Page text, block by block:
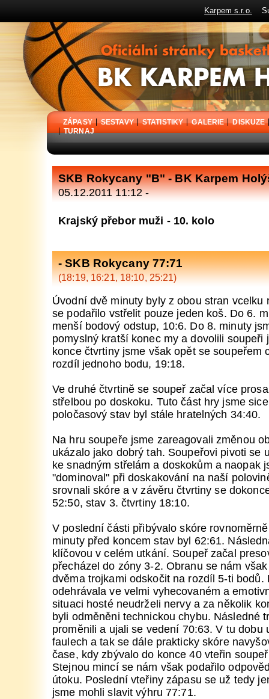
Karpem s.r.o.
BK Karpem Holýšov - oficiální stránky basketbalového klubu
ZÁPASY SESTAVY STATISTIKY GALERIE
DISKUZE
TURNAJ
SKB Rokycany "B" - BK Karpem
05.12.2011 11:12 -
Krajský přebor muži - 10. kolo
- SKB Rokycany 77:71
(18:19, 16:21, 18:10, 25:21)
Úvodní dvě minuty byly z obou stran vcelku
se podařilo vstřelit pouze jeden koš. Do 6.
menší bodový odstup, 10:6. Do 8. minuty
pomyslný kratší konec my a dovolili soupeři
konce čtvrtiny jsme však opět se soupeřem
rozdíl jednoho bodu, 19:18.
Ve druhé čtvrtině se soupeř začal více
střelbou po doskoku. Tuto část hry jsme
poločasový stav byl stále hratelných 34:40.
Na hru soupeře jsme zareagovali změnou
ukázalo jako dobrý tah. Soupeřovi pivoti se
ke snadným střelám a doskokům a naopak
"dominoval" při doskakování na naší
srovnali skóre a v závěru čtvrtiny se
52:50, stav 3. čtvrtiny 18:10.
V poslední části přibývalo skóre
minuty před koncem stav byl 62:61.
klíčovou v celém utkání. Soupeř začal
přecházel do zóny 3-2. Obranu se nám
dvěma trojkami odskočit na rozdíl 5-ti bodů.
odehrávala ve velmi vyhecovaném a
situaci hosté neudrželi nervy a za několik
byli odměněni technickou chybu. Následné
proměnili a ujali se vedení 70:63. V tu dobu
faulech a tak se dále prakticky skóre
čase, kdy zbývalo do konce 40 vteřin
Stejnou mincí se nám však podařilo
útoku. Poslední vteřiny zápasu se už tedy
jsme mohli slavit výhru 77:71.